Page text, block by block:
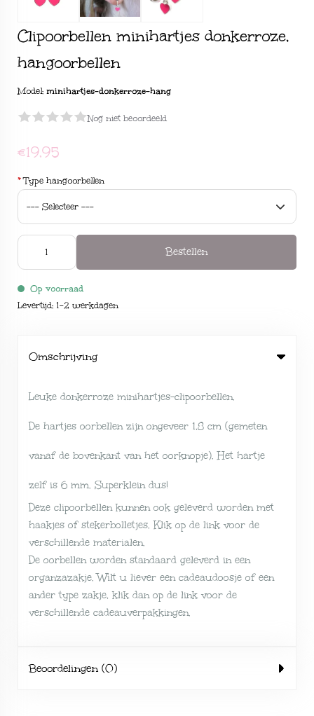
Clipoorbellen minihartjes donkerroze,
hangoorbellen
Model: minihartjes-donkerroze-hang
Nog niet beoordeeld
€19,95
*Type hangoorbellen
Bestellen
Op voorraad
Levertijd: 1-2 werkdagen
Omschrijving
Leuke donkerroze minihartjes-clipoorbellen.
De hartjes oorbellen zijn ongeveer 1,8 cm (gemeten
vanaf de bovenkant van het oorknopje). Het hartje
zelf is 6 mm. Superklein dus!
Deze clipoorbellen kunnen ook geleverd worden met
haakjes of stekerbolletjes. Klik op de link voor de
verschillende materialen.
De oorbellen worden standaard geleverd in een
organzazakje. Wilt u liever een cadeaudoosje of een
ander type zakje, klik dan op de link voor de
verschillende cadeauverpakkingen.
Beoordelingen (0)